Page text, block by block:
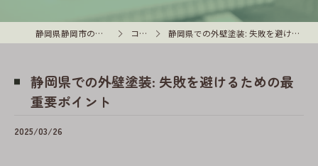
静岡県静岡市の外壁塗装はMyC コラム 静岡県での外壁塗装: 失敗を避けるための最重要ポイント
静岡県での外壁塗装: 失敗を避けるための最
重要ポイント
2025/03/26